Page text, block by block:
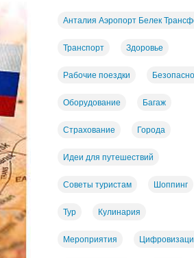
Анталия Аэропорт Белек
Транспорт Здоровье
Рабочие поездки
Оборудование Багаж
Страхование Города
Идеи для путешествий
Советы туристам Шоппинг
Тур Кулинария
Мероприятия